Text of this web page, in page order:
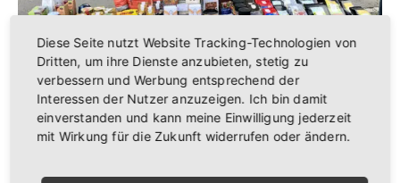
Monika Bulla – Eine Welt Laden
Diese Seite nutzt Website Tracking-Technologien von
Dritten, um ihre Dienste anzubieten, stetig zu
verbessern und Werbung entsprechend der
Interessen der Nutzer anzuzeigen. Ich bin damit
einverstanden und kann meine Einwilligung jederzeit
mit Wirkung für die Zukunft widerrufen oder ändern.